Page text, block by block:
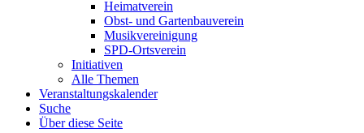
Heimatverein
Obst- und Gartenbauverein
Musikvereinigung
SPD-Ortsverein
Initiativen
Alle Themen
Veranstaltungskalender
Suche
Über diese Seite